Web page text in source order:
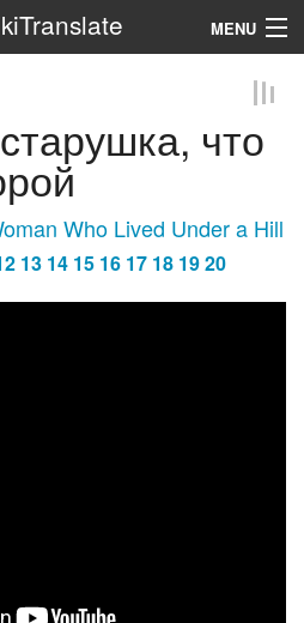
MENU
что
Who Lived Under a Hill
13 14 15 16 17 18 1920